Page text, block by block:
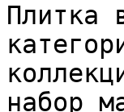
Плитка
набор